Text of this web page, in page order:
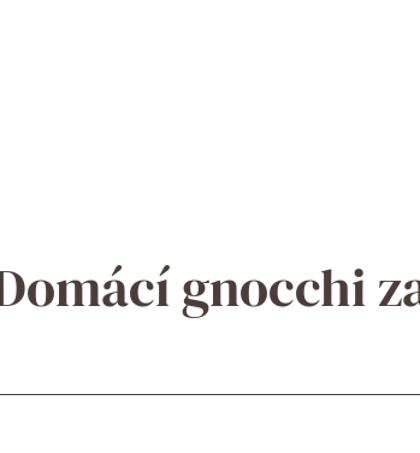
gnocchi